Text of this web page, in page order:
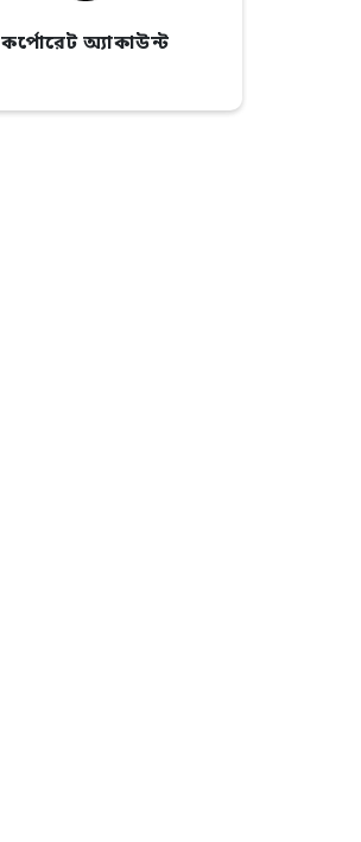
কর্পোরেট অ্যাকাউন্ট